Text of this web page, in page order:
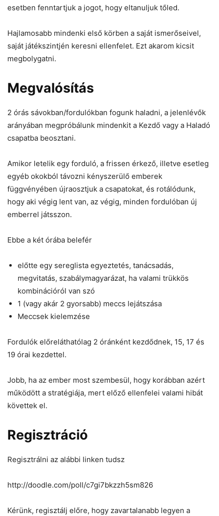
esetben fenntartjuk a jogot, hogy eltanuljuk tőled.
Hajlamosabb mindenki első körben a saját ismerőseivel,
saját játékszintjén keresni ellenfelet. Ezt akarom kicsit
megbolygatni.
Megvalósítás
2 órás sávokban/fordulókban fogunk haladni, a jelenlévők
arányában megpróbálunk mindenkit a Kezdő vagy a Haladó
csapatba beosztani.
Amikor letelik egy forduló, a frissen érkező, illetve esetleg
egyéb okokból távozni kényszerülő emberek
függvényében újraosztjuk a csapatokat, és rotálódunk,
hogy aki végig lent van, az végig, minden fordulóban új
emberrel játsszon.
Ebbe a két órába belefér
előtte egy sereglista egyeztetés, tanácsadás,
megvitatás, szabálymagyarázat, ha valami trükkös
kombinációról van szó
1 (vagy akár 2 gyorsabb) meccs lejátszása
Meccsek kielemzése
Fordulók előreláthatólag 2 óránként kezdődnek, 15, 17 és
19 órai kezdettel.
Jobb, ha az ember most szembesül, hogy korábban azért
működött a stratégiája, mert előző ellenfelei valami hibát
követtek el.
Regisztráció
Regisztrálni az alábbi linken tudsz
http://doodle.com/poll/c7gi7bkzzh5sm826
Kérünk, regisztálj előre, hogy zavartalanabb legyen a